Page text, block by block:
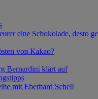
eine Schokolade, desto
von Kakao?
Bernardini klärt auf
mit Eberhard Schell